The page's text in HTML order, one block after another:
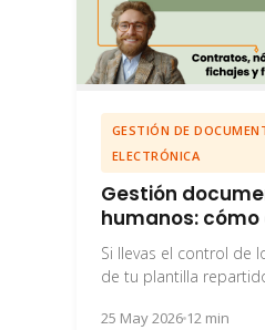
GESTIÓN DE
ELECTRÓNICA
Gestión
humanos:
Si llevas el control de
de tu plantilla
25 May 202612 min